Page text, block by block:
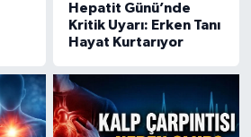
Hepatit Günü’nde
Kritik Uyarı: Erken Tanı
Hayat Kurtarıyor